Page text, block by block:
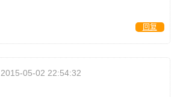
回复
2015-05-02 22:54:32